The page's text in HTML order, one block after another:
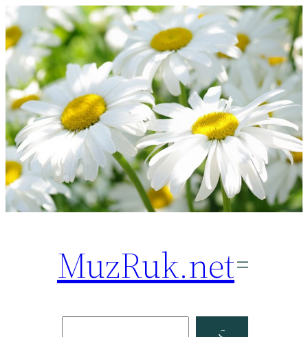
Перейти
к
содержимому
MuzRuk.net
Facebook